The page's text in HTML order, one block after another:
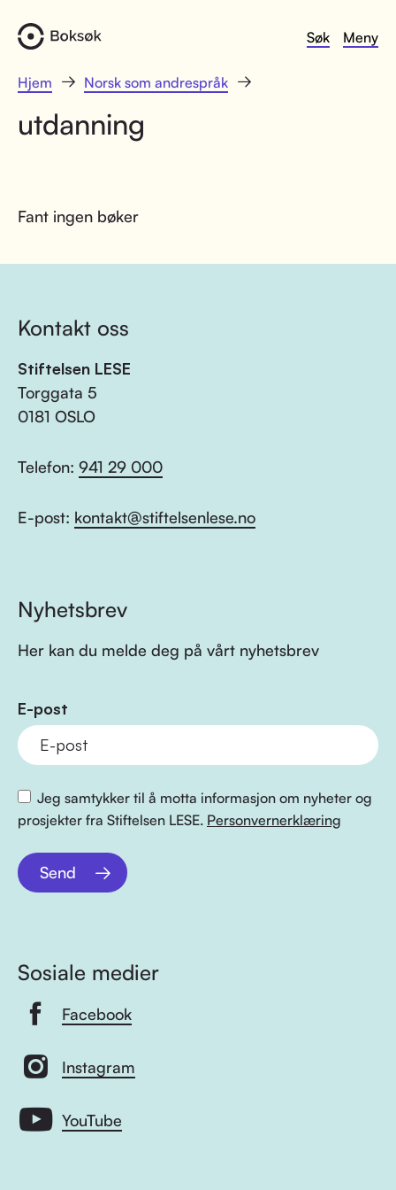
Søk Meny
Hjem Norsk som andrespråk
utdanning
Fant ingen bøker
Kontakt oss
Stiftelsen LESE
Torggata 5
0181 OSLO
Telefon: 941 29 000
E-post: kontakt@stiftelsenlese.no
Nyhetsbrev
Her kan du melde deg på vårt nyhetsbrev
E-post
Jeg samtykker til å motta informasjon om nyheter og
prosjekter fra Stiftelsen LESE. Personvernerklæring
Send
Sosiale medier
Facebook
Instagram
YouTube